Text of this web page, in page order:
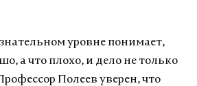
уровне понимает,
а что плохо, и дело не только
Полеев уверен, что